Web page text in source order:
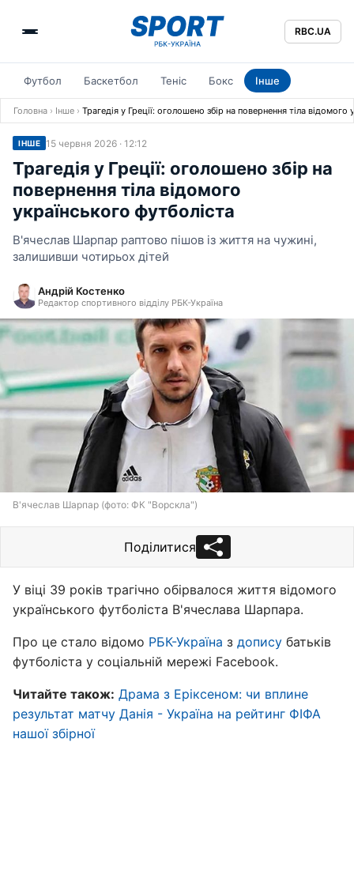
RBC.UA
Футбол Баскетбол Теніс Бокс Інше
Головна › Інше › Трагедія у Греції: оголошено збір на повернення тіла відомого
ІНШЕ 15 червня 2026 · 12:12
Трагедія у Греції: оголошено збір на
повернення тіла відомого
українського футболіста
В'ячеслав Шарпар раптово пішов із життя на чужині,
залишивши чотирьох дітей
Андрій Костенко
Редактор спортивного відділу РБК-Україна
В'ячеслав Шарпар (фото: ФК "Ворскла")
Поділитися
У віці 39 років трагічно обірвалося життя відомого
українського футболіста В'ячеслава Шарпара.
Про це стало відомо РБК-Україна з допису батьків
футболіста у соціальній мережі Facebook.
Читайте також: Драма з Еріксеном: чи вплине
результат матчу Данія - Україна на рейтинг ФІФА
нашої збірної